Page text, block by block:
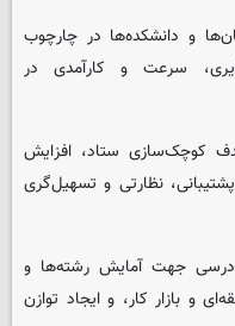
و دانشکده‌ها در چارچوب
سرعت و کارآمدی در
کوچک‌سازی ستاد، افزایش
نظارتی و تسهیل‌گری
درسی جهت آمایش رشته‌ها و
و بازار کار، و ایجاد توازن